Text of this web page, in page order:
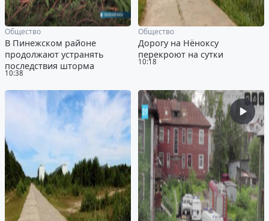
10:38
Общество
В Пинежском районе
продолжают устранять
последствия шторма
10:18
Общество
Дорогу на Нёноксу
перекроют на сутки